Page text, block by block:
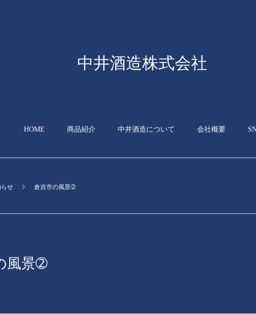
中井酒造株式会社
HOME 商品紹介 中井酒造について 会社概要
らせ 倉吉市の風景➁
風景➁